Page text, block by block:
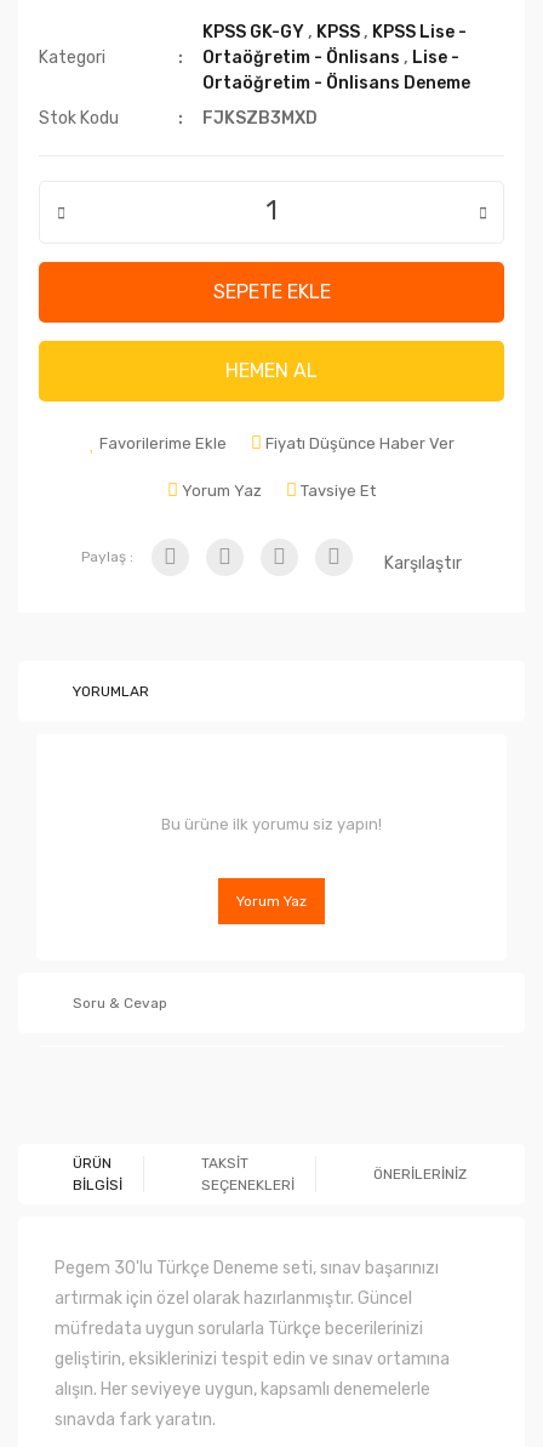
Kategori
KPSS GK-GY, KPSS, KPSS Lise -
Ortaöğretim - Önlisans , Lise -
Ortaöğretim - Önlisans Deneme
Stok Kodu
FJKSZB3MXD
SEPETE EKLE
HEMEN AL
Favorilerime Ekle Fiyatı Düşünce Haber Ver
Yorum Yaz Tavsiye Et
Paylaş : Karşılaştır
YORUMLAR
Bu ürüne ilk yorumu siz yapın!
Yorum Yaz
Soru & Cevap
ÜRÜN
BİLGİSİ
TAKSİT
SEÇENEKLERİ
ÖNERİLERİNİZ
Pegem 30'lu Türkçe Deneme seti, sınav başarınızı
artırmak için özel olarak hazırlanmıştır. Güncel
müfredata uygun sorularla Türkçe becerilerinizi
geliştirin, eksiklerinizi tespit edin ve sınav ortamına
alışın. Her seviyeye uygun, kapsamlı denemelerle
sınavda fark yaratın.